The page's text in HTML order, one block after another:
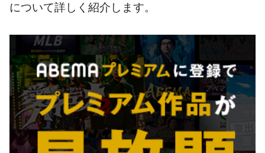
について詳しく紹介します。